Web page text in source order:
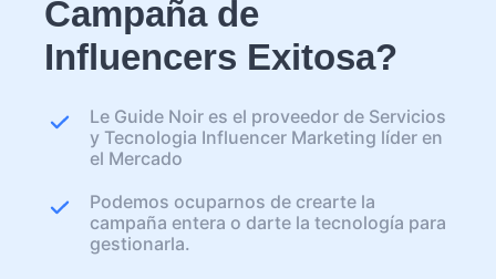
Campaña de
Influencers Exitosa?
Le Guide Noir es el proveedor de Servicios
y Tecnologia Influencer Marketing líder en
el Mercado
Podemos ocuparnos de crearte la
campaña entera o darte la tecnología para
gestionarla.